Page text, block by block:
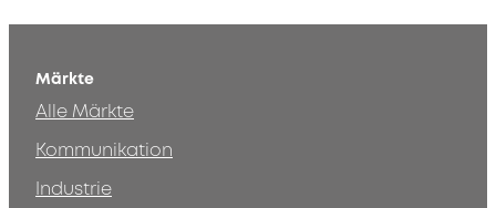
Märkte
Alle Märkte
Kommunikation
Industrie